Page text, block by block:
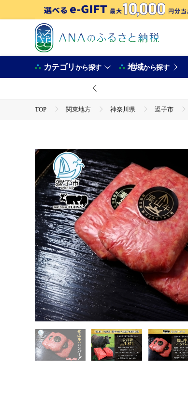
カテゴリから探す 地域から探す
TOP 関東地方 神奈川県 逗子市